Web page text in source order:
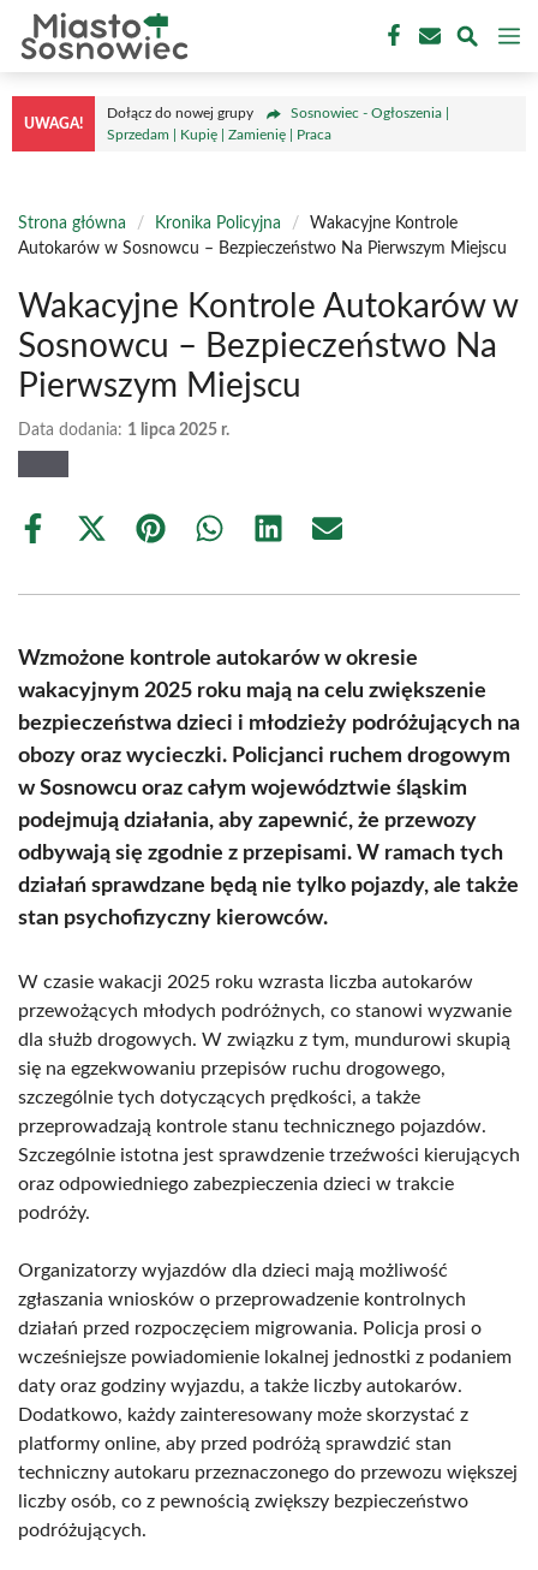
Przejdź
treści
UWAGA!
Dołącz do nowej grupy
Sosnowiec - Ogłoszenia |
Sprzedam | Kupię | Zamienię | Praca
Strona główna / Kronika Policyjna /
Wakacyjne Kontrole
Autokarów w Sosnowcu – Bezpieczeństwo Na Pierwszym Miejscu
Wakacyjne Kontrole Autokarów w
Sosnowcu – Bezpieczeństwo Na
Pierwszym Miejscu
Data dodania: 1 lipca 2025 r.
Share
Share
(Twitter)
Share Share Share Share
Wzmożone kontrole autokarów w okresie
wakacyjnym 2025 roku mają na celu zwiększenie
bezpieczeństwa dzieci i młodzieży podróżujących na
obozy oraz wycieczki. Policjanci ruchem drogowym
w Sosnowcu oraz całym województwie śląskim
podejmują działania, aby zapewnić, że przewozy
odbywają się zgodnie z przepisami. W ramach tych
działań sprawdzane będą nie tylko pojazdy, ale także
stan psychofizyczny kierowców.
W czasie wakacji 2025 roku wzrasta liczba autokarów
przewożących młodych podróżnych, co stanowi wyzwanie
dla służb drogowych. W związku z tym, mundurowi skupią
się na egzekwowaniu przepisów ruchu drogowego,
szczególnie tych dotyczących prędkości, a także
przeprowadzają kontrole stanu technicznego pojazdów.
Szczególnie istotna jest sprawdzenie trzeźwości kierujących
oraz odpowiedniego zabezpieczenia dzieci w trakcie
podróży.
Organizatorzy wyjazdów dla dzieci mają możliwość
zgłaszania wniosków o przeprowadzenie kontrolnych
działań przed rozpoczęciem migrowania. Policja prosi o
wcześniejsze powiadomienie lokalnej jednostki z podaniem
daty oraz godziny wyjazdu, a także liczby autokarów.
Dodatkowo, każdy zainteresowany może skorzystać z
platformy online, aby przed podróżą sprawdzić stan
techniczny autokaru przeznaczonego do przewozu większej
liczby osób, co z pewnością zwiększy bezpieczeństwo
podróżujących.